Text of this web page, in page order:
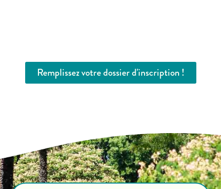
Remplissez votre dossier d'inscription !